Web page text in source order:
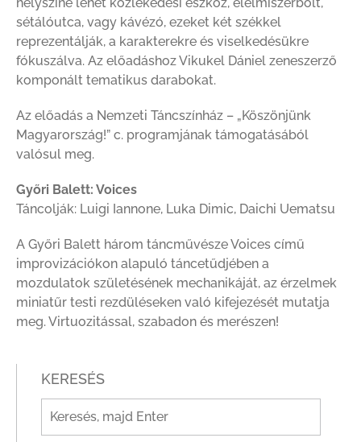
sétálóutca, vagy kávézó, ezeket két székkel
reprezentálják, a karakterekre és viselkedésükre
fókuszálva. Az előadáshoz Vikukel Dániel zeneszerző
komponált tematikus darabokat.
Az előadás a Nemzeti Táncszínház – „Köszönjünk
Magyarország!” c. programjának támogatásából
valósul meg.
Győri Balett: Voices
Táncolják: Luigi Iannone, Luka Dimic, Daichi Uematsu
A Győri Balett három táncművésze Voices című
improvizációkon alapuló táncetűdjében a
mozdulatok születésének mechanikáját, az érzelmek
miniatűr testi rezdüléseken való kifejezését mutatja
meg. Virtuozitással, szabadon és merészen!
KERESÉS